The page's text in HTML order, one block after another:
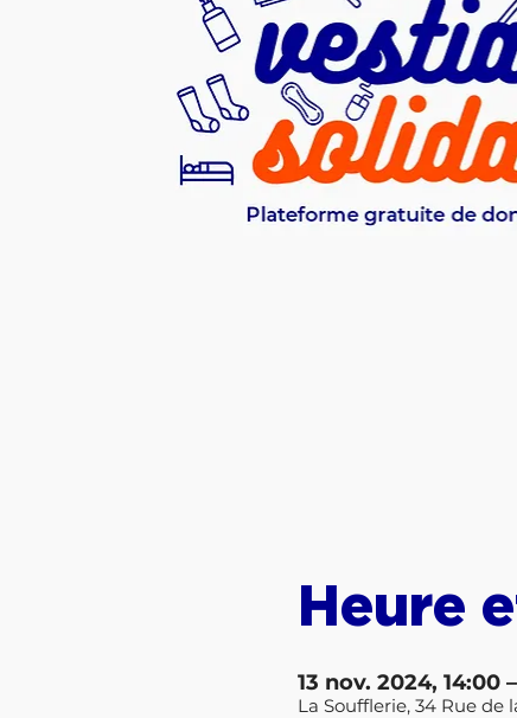
Heure
13 nov. 2024, 14:00
La Soufflerie, 34 Rue